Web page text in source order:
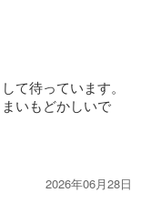
て待っています。
いもどかしいで
2026年06月28日